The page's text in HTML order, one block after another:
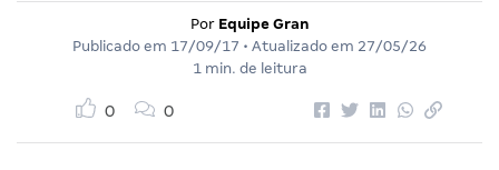
Por Equipe Gran
Publicado em 17/09/17 • Atualizado em 27/05/26
1 min. de leitura
0 0